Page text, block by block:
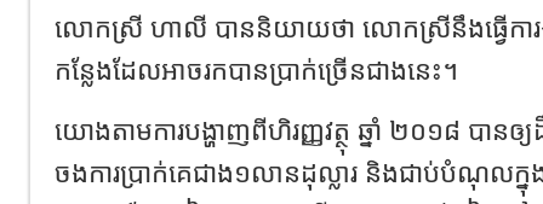
លោកស្រី ហាលី បាននិយាយថា លោកស្រីនឹងធ្វើការ
កន្លែងដែលអាចរកបានប្រាក់ច្រើនជាងនេះ។
យោងតាមការបង្ហាញពីហិរញ្ញវត្ថុ ឆ្នាំ ២០១៨ បា
ចងការប្រាក់គេជាង១លានដុល្លារ និងជាប់បំណុលក្